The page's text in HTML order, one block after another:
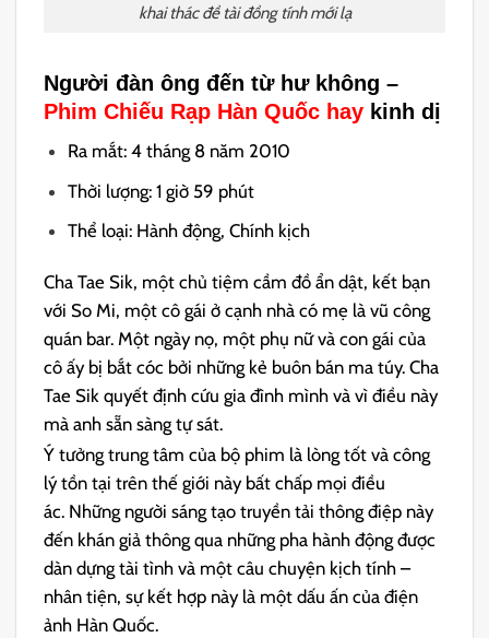
khai thác đề tài đồng tính mới lạ
Người đàn ông đến từ hư không –
Phim Chiếu Rạp Hàn Quốc hay kinh dị
Ra mắt: 4 tháng 8 năm 2010
Thời lượng: 1 giờ 59 phút
Thể loại: Hành động, Chính kịch
Cha Tae Sik, một chủ tiệm cầm đồ ẩn dật, kết bạn
với So Mi, một cô gái ở cạnh nhà có mẹ là vũ công
quán bar. Một ngày nọ, một phụ nữ và con gái của
cô ấy bị bắt cóc bởi những kẻ buôn bán ma túy. Cha
Tae Sik quyết định cứu gia đình mình và vì điều này
mà anh sẵn sàng tự sát.
Ý tưởng trung tâm của bộ phim là lòng tốt và công
lý tồn tại trên thế giới này bất chấp mọi điều
ác. Những người sáng tạo truyền tải thông điệp này
đến khán giả thông qua những pha hành động được
dàn dựng tài tình và một câu chuyện kịch tính –
nhân tiện, sự kết hợp này là một dấu ấn của điện
ảnh Hàn Quốc.